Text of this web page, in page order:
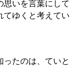
思いを言葉にして
てゆくと考えてい
たのは、ていと